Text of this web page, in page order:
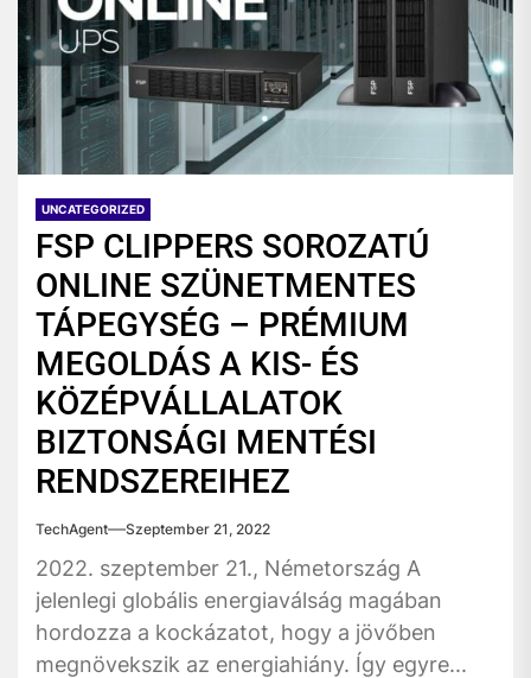
UNCATEGORIZED
FSP CLIPPERS SOROZATÚ
ONLINE SZÜNETMENTES
TÁPEGYSÉG – PRÉMIUM
MEGOLDÁS A KIS- ÉS
KÖZÉPVÁLLALATOK
BIZTONSÁGI MENTÉSI
RENDSZEREIHEZ
TechAgent Szeptember 21, 2022
2022. szeptember 21., Németország A
jelenlegi globális energiaválság magában
hordozza a kockázatot, hogy a jövőben
megnövekszik az energiahiány. Így egyre...